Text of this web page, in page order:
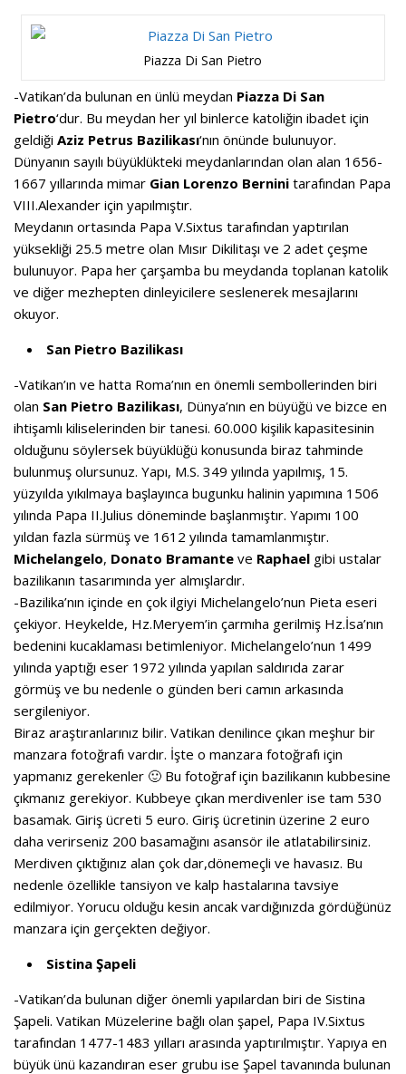
Piazza Di San Pietro
-Vatikan’da bulunan en ünlü meydan Piazza Di San
Pietro‘dur. Bu meydan her yıl binlerce katoliğin ibadet için
geldiği Aziz Petrus Bazilikası‘nın önünde bulunuyor.
Dünyanın sayılı büyüklükteki meydanlarından olan alan 1656-
1667 yıllarında mimar Gian Lorenzo Bernini tarafından Papa
VIII.Alexander için yapılmıştır.
Meydanın ortasında Papa V.Sixtus tarafından yaptırılan
yüksekliği 25.5 metre olan Mısır Dikilitaşı ve 2 adet çeşme
bulunuyor. Papa her çarşamba bu meydanda toplanan katolik
ve diğer mezhepten dinleyicilere seslenerek mesajlarını
okuyor.
San Pietro Bazilikası
-Vatikan’ın ve hatta Roma’nın en önemli sembollerinden biri
olan San Pietro Bazilikası, Dünya’nın en büyüğü ve bizce en
ihtişamlı kiliselerinden bir tanesi. 60.000 kişilik kapasitesinin
olduğunu söylersek büyüklüğü konusunda biraz tahminde
bulunmuş olursunuz. Yapı, M.S. 349 yılında yapılmış, 15.
yüzyılda yıkılmaya başlayınca bugunku halinin yapımına 1506
yılında Papa II.Julius döneminde başlanmıştır. Yapımı 100
yıldan fazla sürmüş ve 1612 yılında tamamlanmıştır.
Michelangelo, Donato Bramante ve Raphael gibi ustalar
bazilikanın tasarımında yer almışlardır.
-Bazilika’nın içinde en çok ilgiyi Michelangelo’nun Pieta eseri
çekiyor. Heykelde, Hz.Meryem’in çarmıha gerilmiş Hz.İsa’nın
bedenini kucaklaması betimleniyor. Michelangelo’nun 1499
yılında yaptığı eser 1972 yılında yapılan saldırıda zarar
görmüş ve bu nedenle o günden beri camın arkasında
sergileniyor.
Biraz araştıranlarınız bilir. Vatikan denilince çıkan meşhur bir
manzara fotoğrafı vardır. İşte o manzara fotoğrafı için
yapmanız gerekenler 🙂 Bu fotoğraf için bazilikanın kubbesine
çıkmanız gerekiyor. Kubbeye çıkan merdivenler ise tam 530
basamak. Giriş ücreti 5 euro. Giriş ücretinin üzerine 2 euro
daha verirseniz 200 basamağını asansör ile atlatabilirsiniz.
Merdiven çıktığınız alan çok dar,dönemeçli ve havasız. Bu
nedenle özellikle tansiyon ve kalp hastalarına tavsiye
edilmiyor. Yorucu olduğu kesin ancak vardığınızda gördüğünüz
manzara için gerçekten değiyor.
Sistina Şapeli
-Vatikan’da bulunan diğer önemli yapılardan biri de Sistina
Şapeli. Vatikan Müzelerine bağlı olan şapel, Papa IV.Sixtus
tarafından 1477-1483 yılları arasında yaptırılmıştır. Yapıya en
büyük ünü kazandıran eser grubu ise Şapel tavanında bulunan